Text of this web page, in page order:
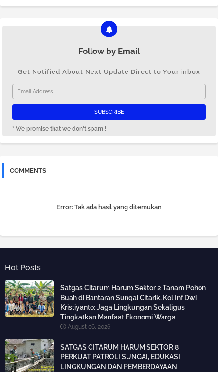
Follow by Email
Get Notified About Next Update Direct to Your inbox
* We promise that we don't spam !
COMMENTS
Error: Tak ada hasil yang ditemukan
Hot Posts
Satgas Citarum Harum Sektor 2 Tanam Pohon
Buah di Bantaran Sungai Citarik, Kol Inf Dwi
Kristiyanto: Jaga Lingkungan Sekaligus
Tingkatkan Manfaat Ekonomi Warga
August 06, 2026
SATGAS CITARUM HARUM SEKTOR 8
PERKUAT PATROLI SUNGAI, EDUKASI
LINGKUNGAN DAN PEMBERDAYAAN